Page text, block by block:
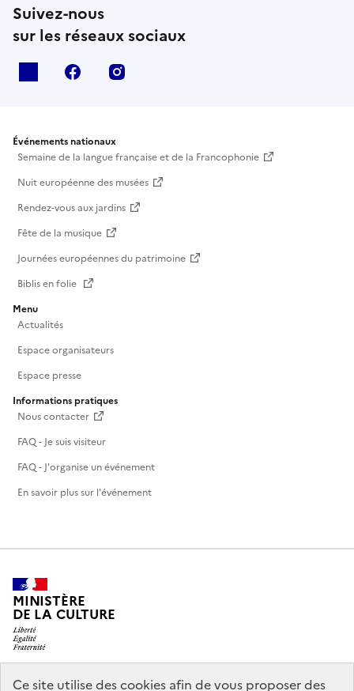
Ce site utilise des cookies afin de vous proposer des
Suivez-nous
sur les réseaux sociaux
facebook
Événements nationaux
Semaine de la langue française et de la Francophonie
Nuit européenne des musées
Rendez-vous aux jardins
Fête de la musique
Journées européennes du patrimoine
Biblis en folie
Menu
Actualités
Espace organisateurs
Espace presse
Informations pratiques
Nous contacter
FAQ - Je suis visiteur
FAQ - J'organise un événement
En savoir plus sur l'événement
MINISTÈRE
DE LA CULTURE